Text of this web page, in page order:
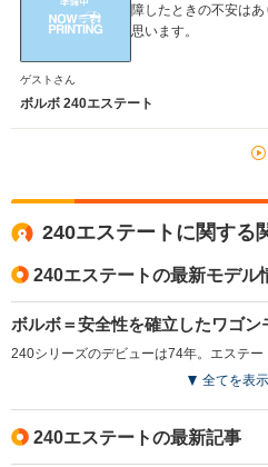
障したときの不安は
思います。
ゲストさん
ボルボ 240エステート
240エステートに関する
240エステートの最新モデル
ボルボ＝安全性を確立したワゴン
全てを表
240エステートの最新記事